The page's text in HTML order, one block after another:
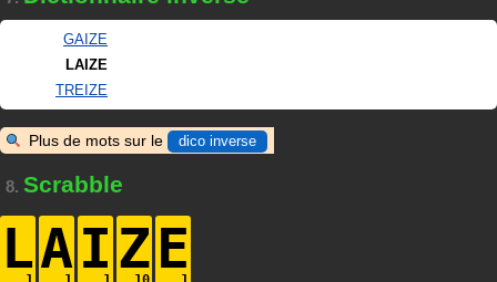
GAIZE
LAIZE
TREIZE
Plus de mots sur le dico inverse
8. Scrabble
LAIZE